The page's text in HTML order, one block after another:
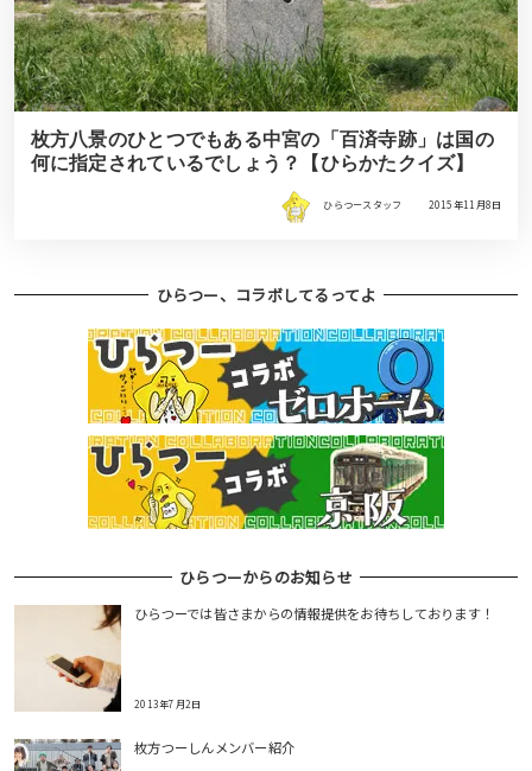
枚方八景のひとつでもある中宮の「百済寺跡」は国の
何に指定されているでしょう？【ひらかたクイズ】
ひらつースタッフ 2015年11月8日
ひらつー、コラボしてるってよ
ひらつーからのお知らせ
ひらつーでは皆さまからの情報提供をお待ちしております！
2013年7月2日
枚方つーしんメンバー紹介